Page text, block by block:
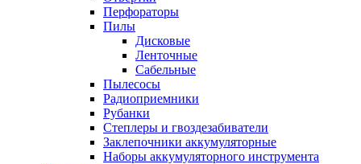
Перфораторы
Пилы
Дисковые
Ленточные
Сабельные
Пылесосы
Радиоприемники
Рубанки
Степлеры и гвоздезабиватели
Заклепочники аккумуляторные
Наборы аккумуляторного инструмента